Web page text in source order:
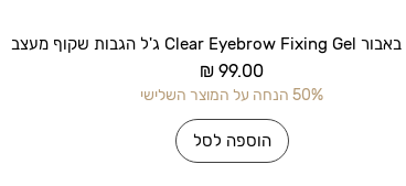
מחיר
50% הנחה על המוצר השלישי
הוספה לסל